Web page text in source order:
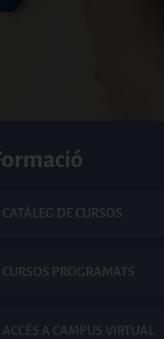
CATÀLEG DE CURSOS
CURSOS PROGRAMATS
ACCÉS A CAMPUS VIRTUAL